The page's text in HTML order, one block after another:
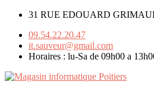
31 RUE EDOUARD
09.54.22.20.47
it.sauveur@gmail.com
Horaires : lu-Sa de 09h00 a